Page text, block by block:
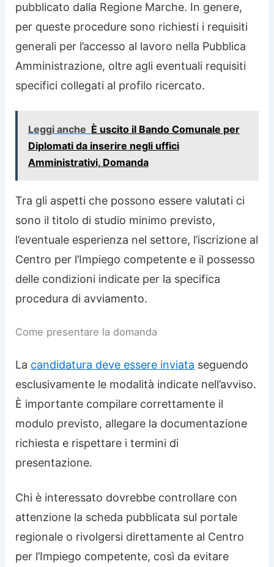
pubblicato dalla Regione Marche. In genere,
per queste procedure sono richiesti i requisiti
generali per l’accesso al lavoro nella Pubblica
Amministrazione, oltre agli eventuali requisiti
specifici collegati al profilo ricercato.
Leggi anche È uscito il Bando Comunale per
Diplomati da inserire negli uffici
Amministrativi, Domanda
Tra gli aspetti che possono essere valutati ci
sono il titolo di studio minimo previsto,
l’eventuale esperienza nel settore, l’iscrizione al
Centro per l’Impiego competente e il possesso
delle condizioni indicate per la specifica
procedura di avviamento.
Come presentare la domanda
La candidatura deve essere inviata seguendo
esclusivamente le modalità indicate nell’avviso.
È importante compilare correttamente il
modulo previsto, allegare la documentazione
richiesta e rispettare i termini di
presentazione.
Chi è interessato dovrebbe controllare con
attenzione la scheda pubblicata sul portale
regionale o rivolgersi direttamente al Centro
per l’Impiego competente, così da evitare